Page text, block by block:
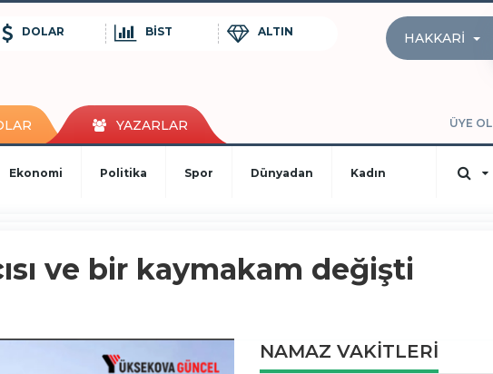
DOLAR BİST ALTIN HAKKARI
YAZARLAR ÜYE OL
Ekonomi Politika Spor Dünyadan Kadın
ve bir kaymakam değişti
NAMAZ VAKİTLERİ